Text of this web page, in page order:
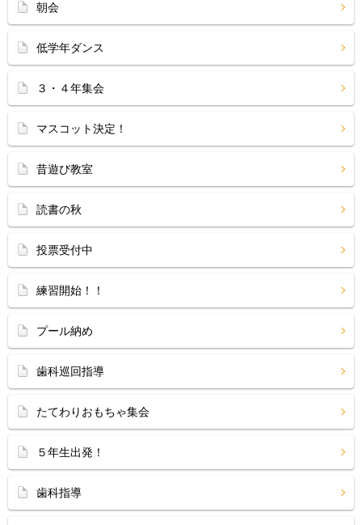
朝会
低学年ダンス
３・４年集会
マスコット決定！
昔遊び教室
読書の秋
投票受付中
練習開始！！
プール納め
歯科巡回指導
たてわりおもちゃ集会
５年生出発！
歯科指導